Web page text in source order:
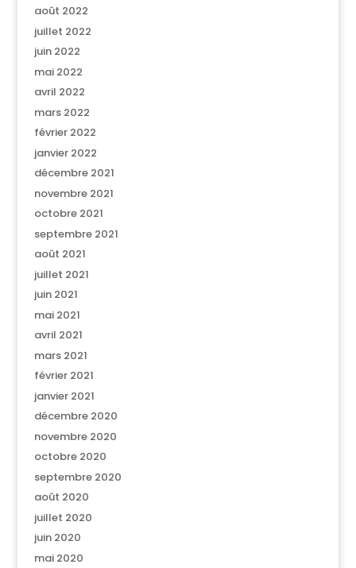
août 2022
juillet 2022
juin 2022
mai 2022
avril 2022
mars 2022
février 2022
janvier 2022
décembre 2021
novembre 2021
octobre 2021
septembre 2021
août 2021
juillet 2021
juin 2021
mai 2021
avril 2021
mars 2021
février 2021
janvier 2021
décembre 2020
novembre 2020
octobre 2020
septembre 2020
août 2020
juillet 2020
juin 2020
mai 2020